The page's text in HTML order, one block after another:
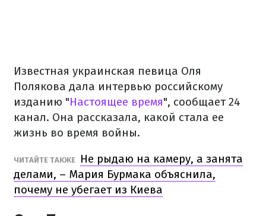
Известная украинская певица Оля
Полякова дала интервью российскому
изданию "Настоящее время", сообщает 24
канал. Она рассказала, какой стала ее
жизнь во время войны.
ЧИТАЙТЕ ТАКЖЕ
Не рыдаю на камеру, а занята
делами, – Мария Бурмака объяснила,
почему не убегает из Киева